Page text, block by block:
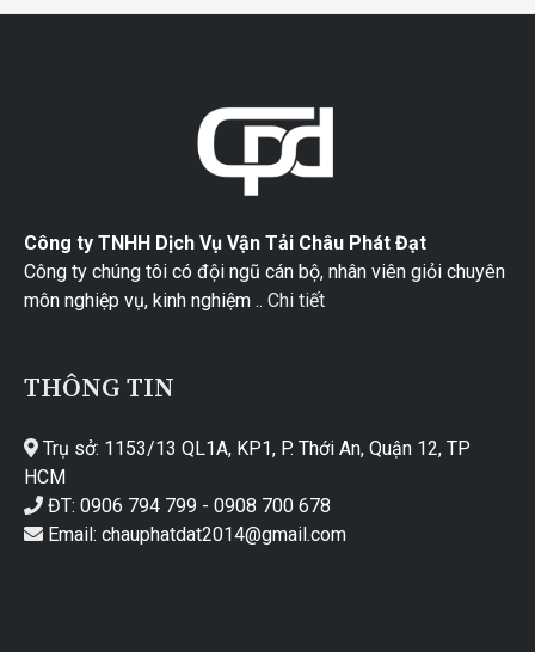
Công ty TNHH Dịch Vụ Vận Tải Châu Phát Đạt
Công ty chúng tôi có đội ngũ cán bộ, nhân viên giỏi chuyên
môn nghiệp vụ, kinh nghiệm .. Chi tiết
THÔNG TIN
Trụ sở: 1153/13 QL1A, KP1, P. Thới An, Quận 12, TP
HCM
ĐT: 0906 794 799 - 0908 700 678
Email: chauphatdat2014@gmail.com